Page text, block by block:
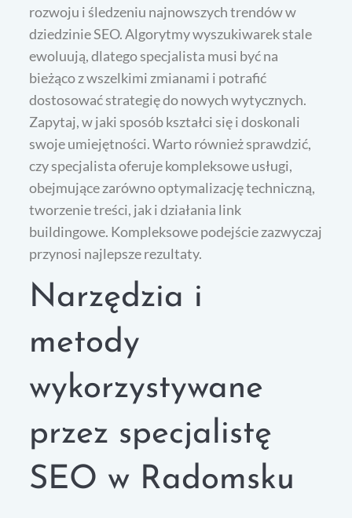
rozwoju i śledzeniu najnowszych trendów w
dziedzinie SEO. Algorytmy wyszukiwarek stale
ewoluują, dlatego specjalista musi być na
bieżąco z wszelkimi zmianami i potrafić
dostosować strategię do nowych wytycznych.
Zapytaj, w jaki sposób kształci się i doskonali
swoje umiejętności. Warto również sprawdzić,
czy specjalista oferuje kompleksowe usługi,
obejmujące zarówno optymalizację techniczną,
tworzenie treści, jak i działania link
buildingowe. Kompleksowe podejście zazwyczaj
przynosi najlepsze rezultaty.
Narzędzia i
metody
wykorzystywane
przez specjalistę
SEO w Radomsku